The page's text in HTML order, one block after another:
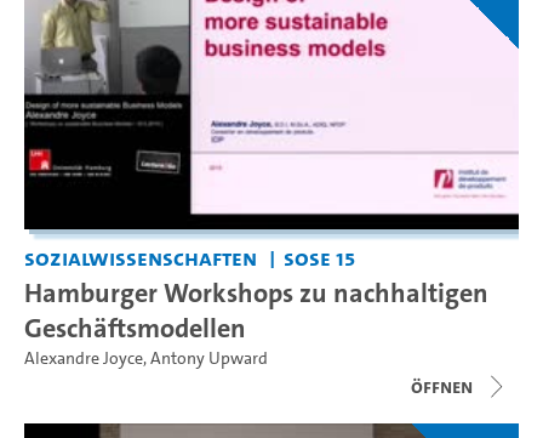
Sozialwissenschaften SoSe 15
Hamburger Workshops zu nachhaltigen
Geschäftsmodellen
Alexandre Joyce,Antony Upward
Öffnen